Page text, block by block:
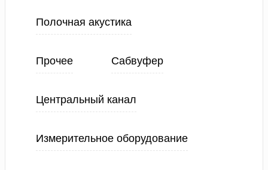
Полочная акустика
Прочее Сабвуфер
Центральный канал
Измерительное оборудование